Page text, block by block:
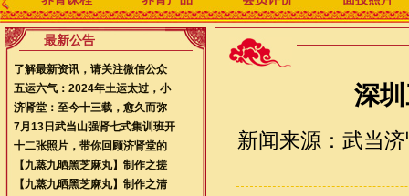
最新公告
了解最新资讯，请关注微信公众
五运六气：2024年土运太过，小
济肾堂：至今十三载，愈久而弥
7月13日武当山强肾七式集训班开
十二张照片，带你回顾济肾堂的
【九蒸九晒黑芝麻丸】制作之搓
【九蒸九晒黑芝麻丸】制作之清
深
新闻来源：武当